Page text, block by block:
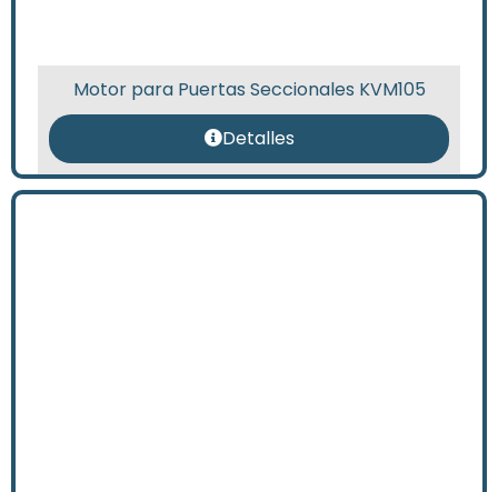
Motor para Puertas Seccionales KVM105
Detalles